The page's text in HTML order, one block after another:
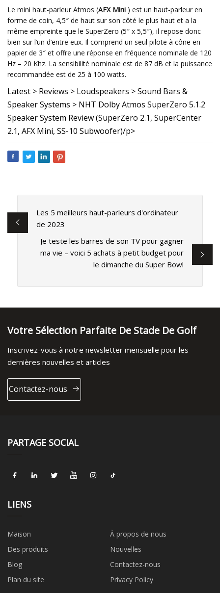
Le mini haut-parleur Atmos (AFX Mini ) est un haut-parleur en
forme de coin, 4,5″ de haut sur son côté le plus haut et a la
même empreinte que le SuperZero (5″ x 5,5″), il repose donc
bien sur l’un d’entre eux. Il comprend un seul pilote à cône en
papier de 3″ et offre une réponse en fréquence nominale de 120
Hz – 20 Khz. La sensibilité nominale est de 87 dB et la puissance
recommandée est de 25 à 100 watts.
Latest > Reviews > Loudspeakers > Sound Bars &
Speaker Systems > NHT Dolby Atmos SuperZero 5.1.2
Speaker System Review (SuperZero 2.1, SuperCenter
2.1, AFX Mini, SS-10 Subwoofer)/p>
Les 5 meilleurs haut-parleurs d'ordinateur
de 2023
Je teste les barres de son TV pour gagner
ma vie – voici 5 achats à petit budget pour
le dimanche du Super Bowl
Votre Sélection Parfaite De Stade De Golf
Inscrivez-vous à notre newsletter mensuelle pour les
dernières nouvelles et articles
Contactez-nous
PARTAGE SOCIAL
LIENS
Maison
À propos de nous
Des produits
Nouvelles
Blog
Contactez-nous
Plan du site
Privacy Policy